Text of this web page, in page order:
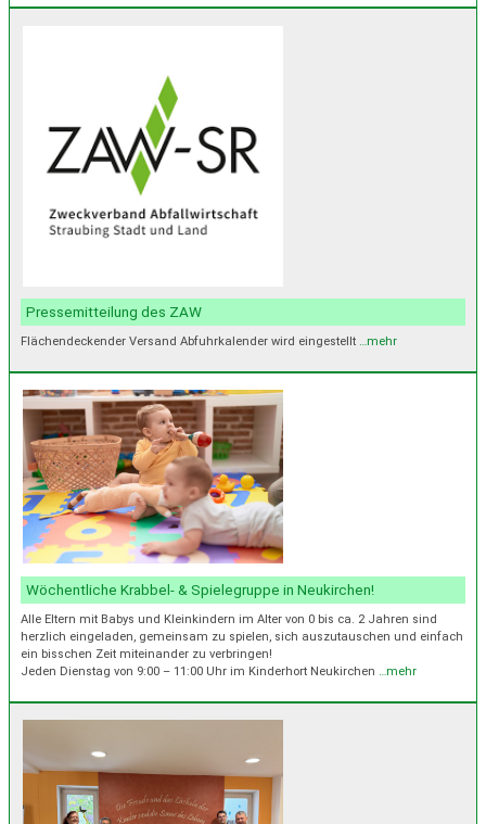
Pressemitteilung des ZAW
Flächendeckender Versand Abfuhrkalender wird eingestellt …mehr
Wöchentliche Krabbel- & Spielegruppe in Neukirchen!
Alle Eltern mit Babys und Kleinkindern im Alter von 0 bis ca. 2 Jahren sind
herzlich eingeladen, gemeinsam zu spielen, sich auszutauschen und einfach
ein bisschen Zeit miteinander zu verbringen!
Jeden Dienstag von 9:00 – 11:00 Uhr im Kinderhort Neukirchen …mehr